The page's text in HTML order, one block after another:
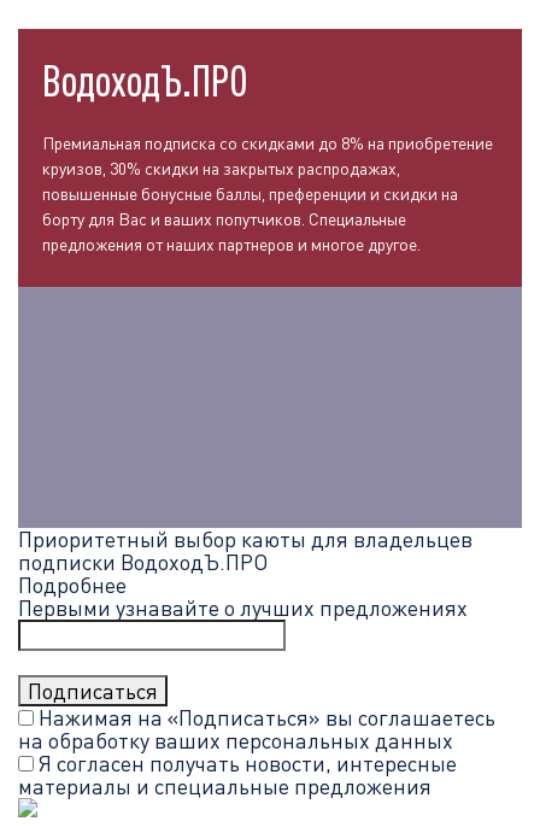
ВодоходЪ.ПРО
Премиальная подписка со скидками до 8% на приобретение
круизов, 30% скидки на закрытых распродажах,
повышенные бонусные баллы, преференции и скидки на
борту для Вас и ваших попутчиков. Специальные
предложения от наших партнеров и многое другое.
Приоритетный выбор каюты для владельцев
подписки ВодоходЪ.ПРО
Подробнее
Первыми узнавайте о лучших предложениях
Нажимая на «Подписаться» вы соглашаетесь
на обработку ваших персональных данных
Я согласен получать новости, интересные
материалы и специальные предложения